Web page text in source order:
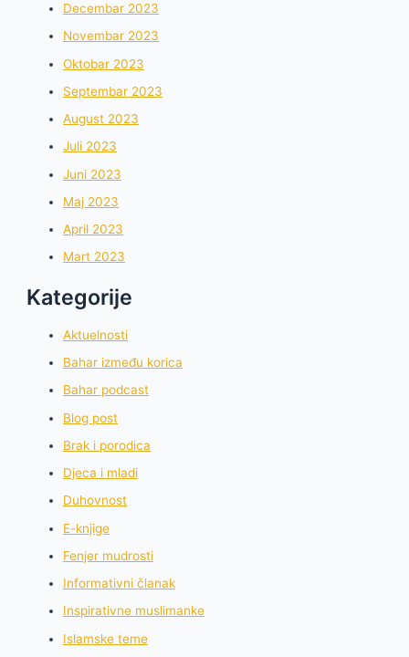
Decembar 2023
Novembar 2023
Oktobar 2023
Septembar 2023
August 2023
Juli 2023
Juni 2023
Maj 2023
April 2023
Mart 2023
Kategorije
Aktuelnosti
Bahar između korica
Bahar podcast
Blog post
Brak i porodica
Djeca i mladi
Duhovnost
E-knjige
Fenjer mudrosti
Informativni članak
Inspirativne muslimanke
Islamske teme